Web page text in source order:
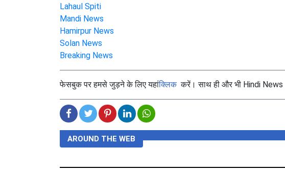
Lahaul Spiti
Mandi News
Hamirpur News
Solan News
Breaking News
फेसबुक पर हमसे जुड़ने के लिए यहांक्लिककरें। साथ ही और भी Hindi News
AROUND THE WEB